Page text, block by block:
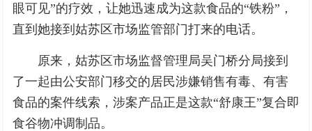
眼可见”的疗效，让她迅速成为这款食品的“铁粉”，
直到她接到姑苏区市场监管部门打来的电话。
原来，姑苏区市场监督管理局吴门桥分局接到
了一起由公安部门移交的居民涉嫌销售有毒、有害
食品的案件线索，涉案产品正是这款“舒康王”复合即
食谷物冲调制品。